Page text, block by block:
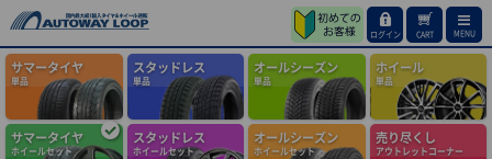
ログイン CART MENU
サマータイヤ
単品
スタッドレス
単品
オールシーズン
単品
ホイール
単品
サマータイヤ
ホイールセット
スタッドレス
ホイールセット
オールシーズン
ホイールセット
売り尽くし
アウトレットコーナー